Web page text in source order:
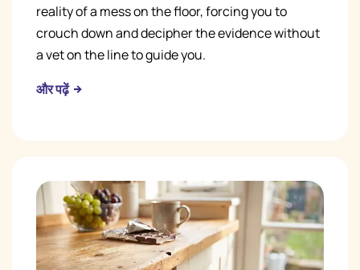
reality of a mess on the floor, forcing you to
crouch down and decipher the evidence without
a vet on the line to guide you.
और पढ़ें